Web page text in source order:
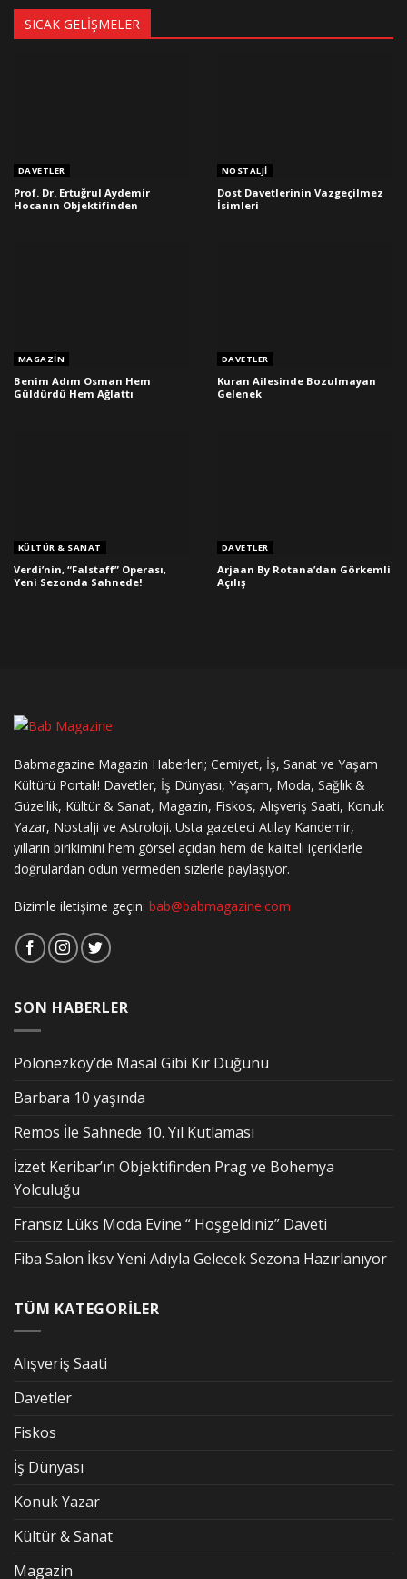
SICAK GELIŞMELER
DAVETLER
Prof. Dr. Ertuğrul Aydemir
Hocanın Objektifinden
NOSTALJI
Dost Davetlerinin Vazgeçilmez
İsimleri
MAGAZIN
Benim Adım Osman Hem
Güldürdü Hem Ağlattı
DAVETLER
Kuran Ailesinde Bozulmayan
Gelenek
KÜLTÜR & SANAT
Verdi’nin, “Falstaff” Operası,
Yeni Sezonda Sahnede!
DAVETLER
Arjaan By Rotana’dan Görkemli
Açılış
Babmagazine Magazin Haberleri; Cemiyet, İş, Sanat ve Yaşam
Kültürü Portalı! Davetler, İş Dünyası, Yaşam, Moda, Sağlık &
Güzellik, Kültür & Sanat, Magazin, Fiskos, Alışveriş Saati, Konuk
Yazar, Nostalji ve Astroloji. Usta gazeteci Atılay Kandemir,
yılların birikimini hem görsel açıdan hem de kaliteli içeriklerle
doğrulardan ödün vermeden sizlerle paylaşıyor.
Bizimle iletişime geçin: bab@babmagazine.com
SON HABERLER
Polonezköy’de Masal Gibi Kır Düğünü
Barbara 10 yaşında
Remos İle Sahnede 10. Yıl Kutlaması
İzzet Keribar’ın Objektifinden Prag ve Bohemya
Yolculuğu
Fransız Lüks Moda Evine “ Hoşgeldiniz” Daveti
Fiba Salon İksv Yeni Adıyla Gelecek Sezona Hazırlanıyor
TÜM KATEGORİLER
Alışveriş Saati
Davetler
Fiskos
İş Dünyası
Konuk Yazar
Kültür & Sanat
Magazin